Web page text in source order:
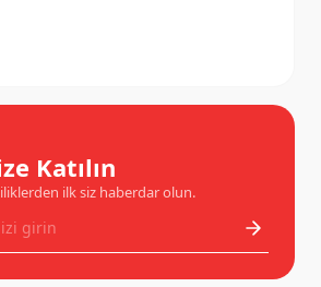
Katılın
ilk siz haberdar olun.